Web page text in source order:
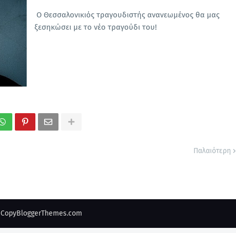
Ο Θεσσαλονικιός τραγουδιστής ανανεωμένος θα μας
ξεσηκώσει με το νέο τραγούδι του!
Παλαιότερη
CopyBloggerThemes.com